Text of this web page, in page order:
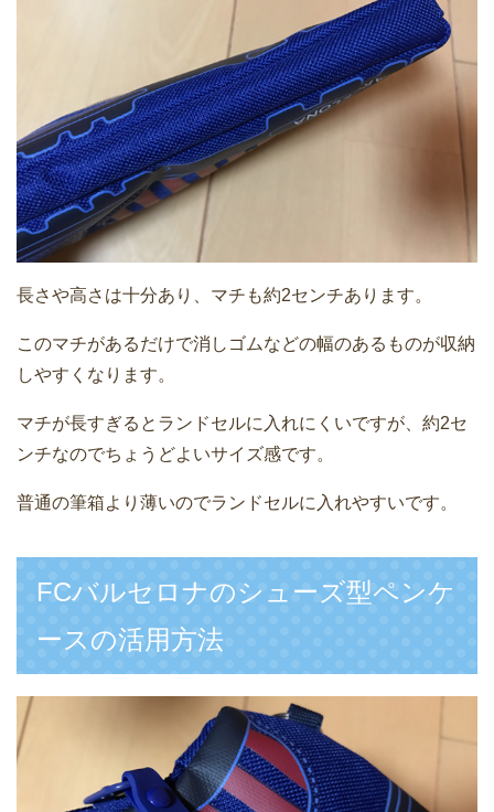
長さや高さは十分あり、マチも約2センチあります。
このマチがあるだけで消しゴムなどの幅のあるものが収納
しやすくなります。
マチが長すぎるとランドセルに入れにくいですが、約2セ
ンチなのでちょうどよいサイズ感です。
普通の筆箱より薄いのでランドセルに入れやすいです。
FCバルセロナのシューズ型ペンケ
ースの活用方法